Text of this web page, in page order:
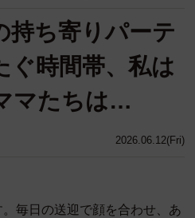
2026.06.12(Fri)
持ち寄りパーテ
時間帯、私は
マたちは…
毎日の送迎で顔を合わせ、あ